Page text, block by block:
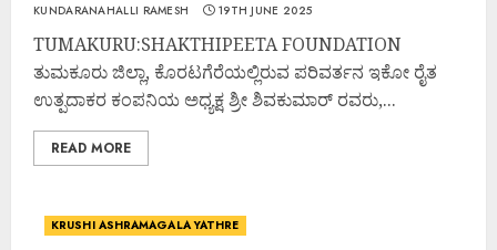
KUNDARANAHALLI RAMESH 19TH JUNE 2025
TUMAKURU:SHAKTHIPEETA FOUNDATION
ತುಮಕೂರು ಜಿಲ್ಲಾ, ಕೊರಟಗೆರೆಯಲ್ಲಿರುವ ಪರಿವರ್ತನ ಇಕೋ ರೈತ
ಉತ್ಪದಾಕರ ಕಂಪನಿಯ ಅಧ್ಯಕ್ಷ ಶ್ರೀ ಶಿವಕುಮಾರ್ ರವರು,...
READ MORE
KRUSHI ASHRAMAGALA YATHRE